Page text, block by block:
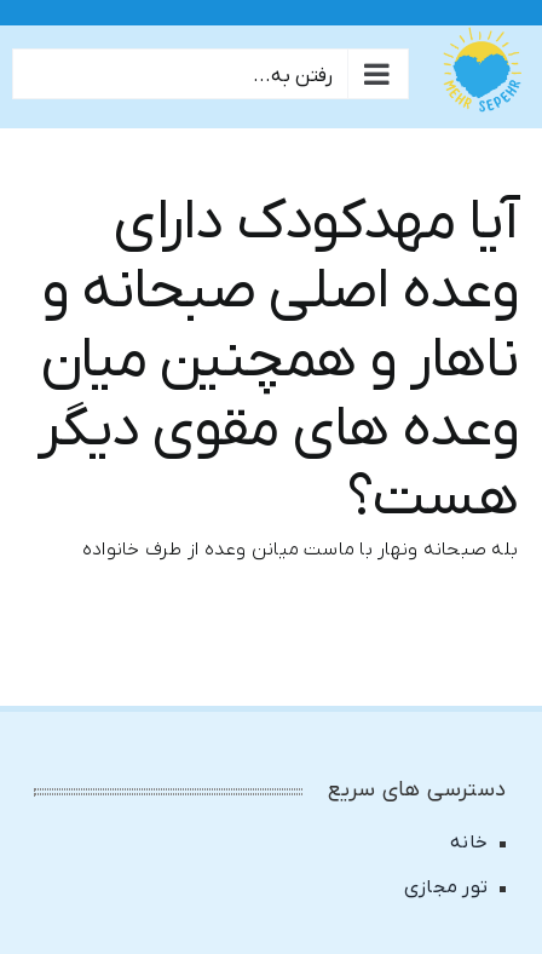
کردن
محتوا
رفتن به...
آیا مهدکودک دارای
وعده اصلی صبحانه و
ناهار و همچنین میان
وعده های مقوی دیگر
هست؟
بله صبحانه ونهار با ماست میانن وعده از طرف خانواده
دسترسی های سریع
خانه
تور مجازی